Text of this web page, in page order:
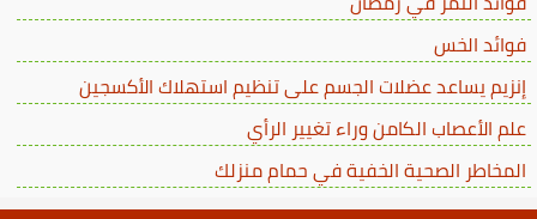
فوائد الخس
إنزيم يساعد عضلات الجسم على تنظيم استهلاك الأكسجين
علم الأعصاب الكامن وراء تغيير الرأي
المخاطر الصحية الخفية في حمام منزلك